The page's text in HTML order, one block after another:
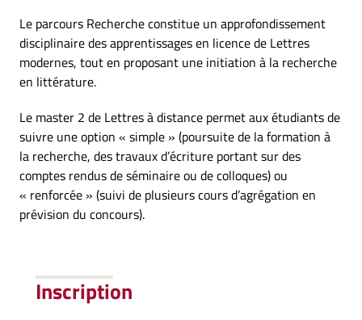
Le parcours Recherche constitue un approfondissement
disciplinaire des apprentissages en licence de Lettres
modernes, tout en proposant une initiation à la recherche
en littérature.
Le master 2 de Lettres à distance permet aux étudiants de
suivre une option « simple » (poursuite de la formation à
la recherche, des travaux d’écriture portant sur des
comptes rendus de séminaire ou de colloques) ou
« renforcée » (suivi de plusieurs cours d’agrégation en
prévision du concours).
Inscription